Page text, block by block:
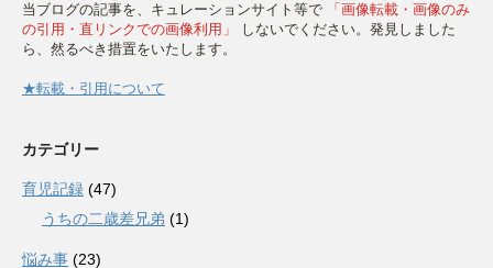
当ブログの記事を、キュレーションサイト等で
「画像転載・画像のみ
の引用・直リンクでの画像利用」
しないでください。発見しました
ら、然るべき措置をいたします。
★転載・引用について
カテゴリー
育児記録 (47)
うちの二歳差兄弟 (1)
悩み事 (23)